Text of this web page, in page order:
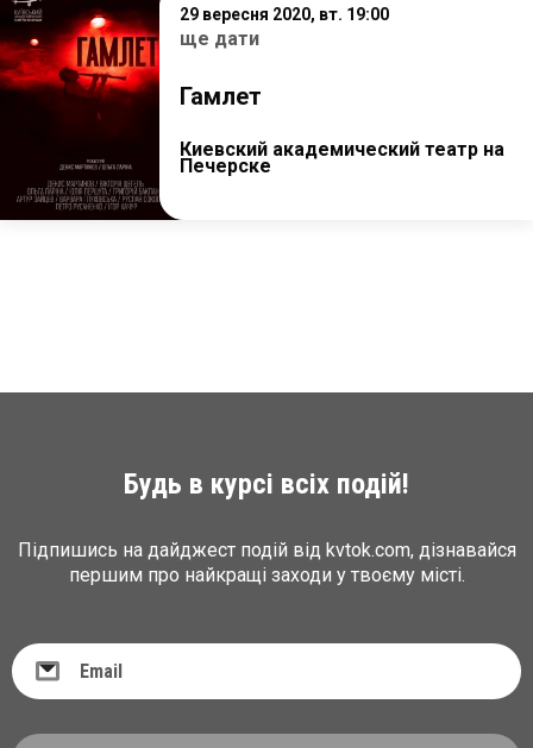
29 вересня 2020, вт. 19:00
ще дати
Гамлет
Киевский академический театр на
Печерске
Будь в курсі всіх подій!
Підпишись на дайджест подій від kvtok.com, дізнавайся
першим про найкращі заходи у твоєму місті.